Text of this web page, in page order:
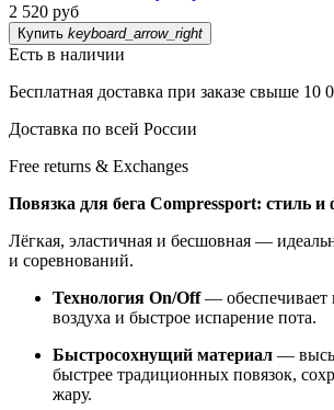
2 520 руб
Купить keyboard_arrow_right
Есть в наличии
Бесплатная доставка при заказе свыше 10
Доставка по всей России
Free returns & Exchanges
Повязка для бега Compressport: стиль и
Лёгкая, эластичная и бесшовная —
и соревнований.
Технология On/Off— обеспечивает
воздуха и быстрое испарение пота.
Быстросохнущий материал —
быстрее традиционных повязок,
жару.